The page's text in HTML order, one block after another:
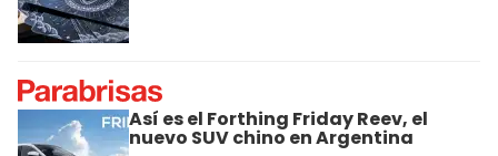
Así es el Forthing Friday Reev, el
nuevo SUV chino en Argentina